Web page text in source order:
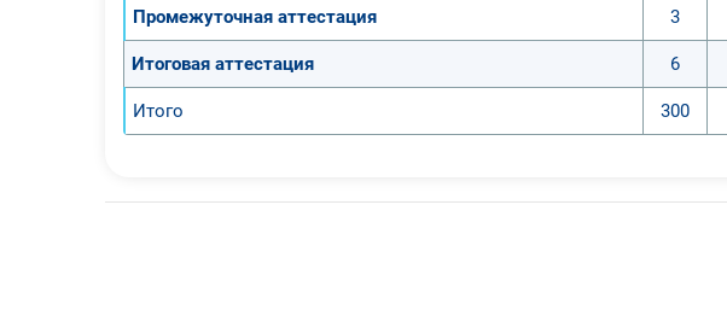
Промежуточная аттестация 3
Итоговая аттестация 6
Итого 300